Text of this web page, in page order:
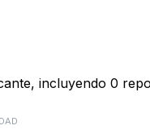
incluyendo 0